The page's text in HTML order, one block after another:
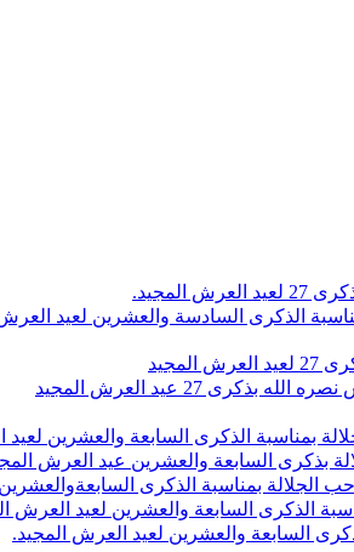
الذكرى السادسة والعشرين لعيد
27 عيد العرش المجيد
بمناسبة الذكرى السابعة والعشرين لعيد
بذكرى السابعة والعشرين عيد العرش
الجلالة بمناسبة الذكرى
الذكرى السابعة والعشرين لعيد العرش
السابعة والعشرين لعيد العرش المجيد.